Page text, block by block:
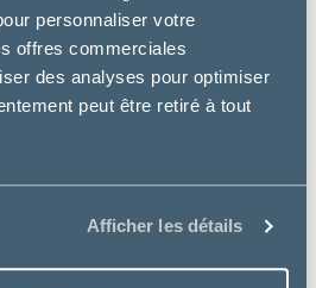
personnaliser votre
offres commerciales
des analyses pour optimiser
peut être retiré à tout
Afficher les détails